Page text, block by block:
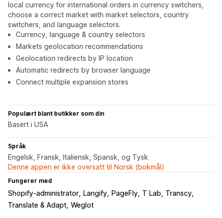
local currency for international orders in currency switchers,
choose a correct market with market selectors, country
switchers, and language selectors.
Currency, language & country selectors
Markets geolocation recommendations
Geolocation redirects by IP location
Automatic redirects by browser language
Connect multiple expansion stores
Populært blant butikker som din
Basert i USA
Språk
Engelsk, Fransk, Italiensk, Spansk, og Tysk
Denne appen er ikke oversatt til Norsk (bokmål)
Fungerer med
Shopify-administrator Langify PageFly T Lab
Transcy
Translate & Adapt Weglot